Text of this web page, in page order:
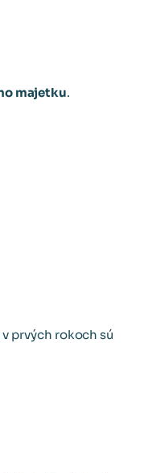
majetku.
prvých rokoch sú